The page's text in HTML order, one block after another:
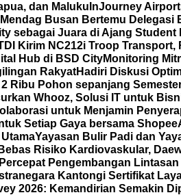
dan Maluku InJourney
Mendag Busan Bertemu
sebagai Juara di Ajang
Kirim NC212i Troop
Hub di BSD CityMonitoring
RakyatHadiri Diskusi
Ribu Pohon sepanjang
Whooz, Solusi IT untuk
untuk Menjamin
Setiap Gaya bersama Shopee
Yayasan Bulir Padi dan
Risiko Kardiovaskular,
Pengembangan
Kantongi Sertifikat
2026: Kemandirian Semakin